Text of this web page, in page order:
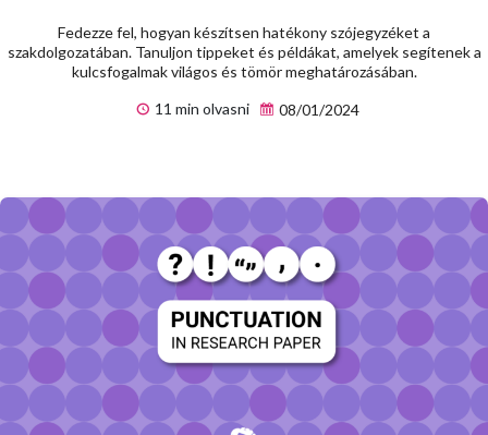
Fedezze fel, hogyan készítsen hatékony szójegyzéket a
szakdolgozatában. Tanuljon tippeket és példákat, amelyek segítenek a
kulcsfogalmak világos és tömör meghatározásában.
11 min olvasni
08/01/2024